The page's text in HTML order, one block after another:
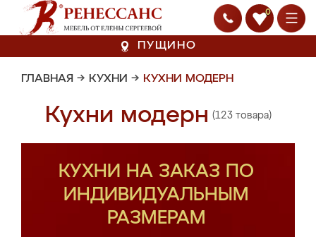
0
ПУЩИНО
ГЛАВНАЯ → КУХНИ → КУХНИ МОДЕРН
Кухни модерн (123 товара)
КУХНИ НА ЗАКАЗ ПО
ИНДИВИДУАЛЬНЫМ
РАЗМЕРАМ